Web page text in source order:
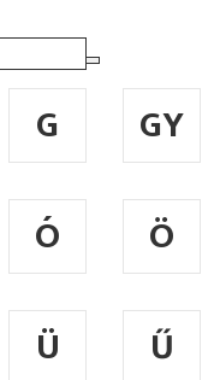
G GY
Ó Ö
Ü Ű